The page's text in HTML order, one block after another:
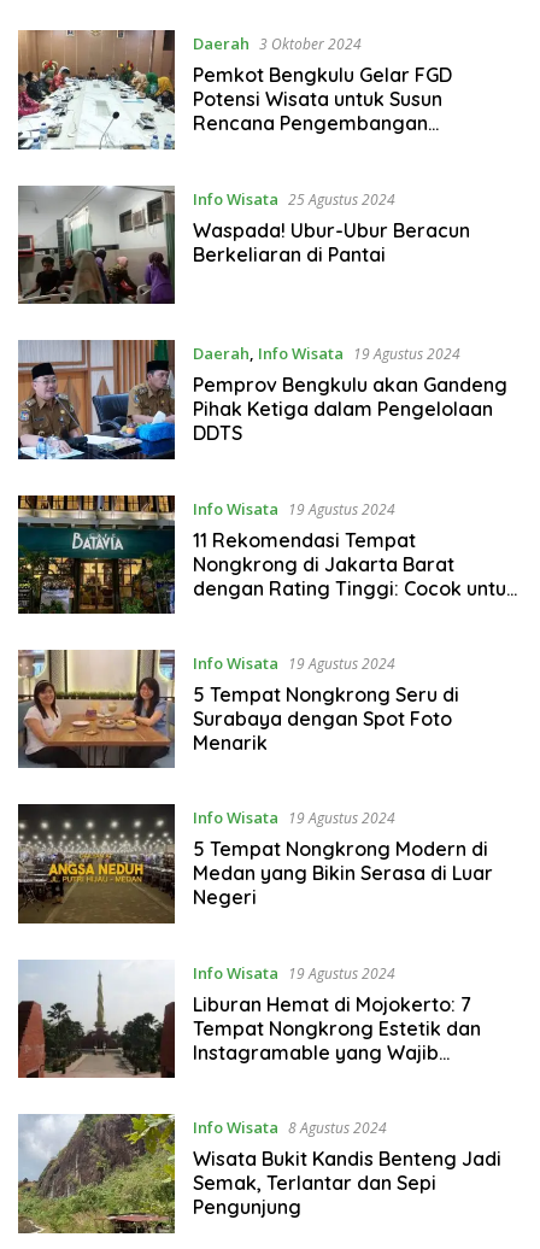
Daerah 3 Oktober 2024
Pemkot Bengkulu Gelar FGD
Potensi Wisata untuk Susun
Rencana Pengembangan
Info Wisata 25 Agustus 2024
Waspada! Ubur-Ubur Beracun
Berkeliaran di Pantai
Daerah, Info Wisata 19 Agustus 2024
Pemprov Bengkulu akan Gandeng
Pihak Ketiga dalam Pengelolaan
DDTS
Info Wisata 19 Agustus 2024
11 Rekomendasi Tempat
Nongkrong di Jakarta Barat
dengan Rating Tinggi: Cocok untuk
Info Wisata 19 Agustus 2024
5 Tempat Nongkrong Seru di
Surabaya dengan Spot Foto
Menarik
Info Wisata 19 Agustus 2024
5 Tempat Nongkrong Modern di
Medan yang Bikin Serasa di Luar
Negeri
Info Wisata 19 Agustus 2024
Liburan Hemat di Mojokerto: 7
Tempat Nongkrong Estetik dan
Instagramable yang Wajib
Info Wisata 8 Agustus 2024
Wisata Bukit Kandis Benteng Jadi
Semak, Terlantar dan Sepi
Pengunjung